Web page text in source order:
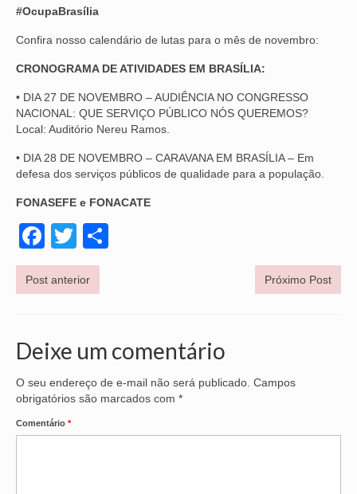
#OcupaBrasília
Confira nosso calendário de lutas para o mês de novembro:
CRONOGRAMA DE ATIVIDADES EM BRASÍLIA:
• DIA 27 DE NOVEMBRO – AUDIÊNCIA NO CONGRESSO
NACIONAL: QUE SERVIÇO PÚBLICO NÓS QUEREMOS?
Local: Auditório Nereu Ramos.
• DIA 28 DE NOVEMBRO – CARAVANA EM BRASÍLIA – Em
defesa dos serviços públicos de qualidade para a população.
FONASEFE e FONACATE
Facebook
Twitter
Post anterior Próximo Post
Deixe um comentário
O seu endereço de e-mail não será publicado. Campos
obrigatórios são marcados com *
Comentário *